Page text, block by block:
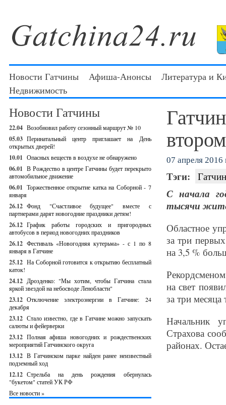
Новости Гатчины Афиша-Анонсы
Литература и
Недвижимость
Новости Гатчины
22.04 Возобновил работу сезонный маршрут № 10
05.03 Перинатальный центр приглашает на День
открытых дверей!
10.01 Опасных веществ в воздухе не обнаружено
06.01 В Рождество в центре Гатчины будет перекрыто
автомобильное движение
06.01 Торжественное открытие катка на Соборной - 7
января
26.12 Фонд "Счастливое будущее" вместе с
партнерами дарят новогодние праздники детям!
26.12 График работы городских и пригородных
автобусов в период новогодних праздников
26.12 Фестиваль «Новогодняя кутерьма» - с 1 по 8
января в Гатчине
25.12 На Соборной готовится к открытию бесплатный
каток!
24.12 Дрозденко: "Мы хотим, чтобы Гатчина стала
яркой звездой на небосводе Ленобласти"
23.12 Отключение электроэнергии в Гатчине: 24
декабря
23.12 Стало известно, где в Гатчине можно запускать
салюты и фейерверки
23.12 Полная афиша новогодних и рождественских
мероприятий Гатчинского округа
13.12 В Гатчинском парке найден ранее неизвестный
подземный ход
12.12 Стрельба на день рождения обернулась
"букетом" статей УК РФ
Все новости »
07 апреля 2016
Тэги:
С начала
тысячи
Областное
за три
на 3,5 %
на свет
за три месяца
Начальник
Страхова
районах.